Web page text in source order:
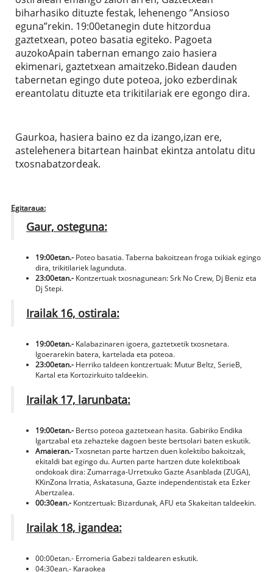
biharhasiko dituzte festak, lehenengo ”Ansioso
eguna”rekin. 19:00etanegin dute hitzordua
gaztetxean, poteo basatia egiteko. Pagoeta
auzokoApain tabernan emango zaio hasiera
ekimenari, gaztetxean amaitzeko.Bidean dauden
tabernetan egingo dute poteoa, joko ezberdinak
ereantolatu dituzte eta trikitilariak ere egongo dira.
Gaurkoa, hasiera baino ez da izango,izan ere,
astelehenera bitartean hainbat ekintza antolatu ditu
txosnabatzordeak.
Egitaraua:
Gaur, osteguna:
19:00etan.-Poteo basatia. Taberna bakoitzean froga txikiak egingo
dira, trikitilariek lagunduta.
23:00etan.-Kontzertuak txosnagunean: Srk No Crew, Dj Beniz eta
Dj Stepi.
Irailak 16, ostirala:
19:00etan.-Kalabazinaren igoera, gaztetxetik txosnetara.
Igoerarekin batera, kartelada eta poteoa.
23:00etan.- Herriko taldeen kontzertuak: Mutur Beltz, SerieB,
Kartal eta Kortozirkuito taldeekin.
Irailak 17, larunbata:
19:00etan.-Bertso poteoa gaztetxean hasita. Gabiriko Endika
Igartzabal eta zehazteke dagoen beste bertsolari baten eskutik.
Amaieran.-Txosnetan parte hartzen duen kolektibo bakoitzak,
ekitaldi bat egingo du. Aurten parte hartzen dute kolektiboak
ondokoak dira: Zumarraga-Urretxuko Gazte Asanblada (ZUGA),
KKinZona Irratia, Askatasuna, Gazte independentistak eta Ezker
Abertzalea.
00:30ean.-Kontzertuak: Bizardunak, AFU eta Skakeitan taldeekin.
Irailak 18, igandea:
00:00etan.- Erromeria Gabezi taldearen eskutik.
04:30ean.- Karaokea